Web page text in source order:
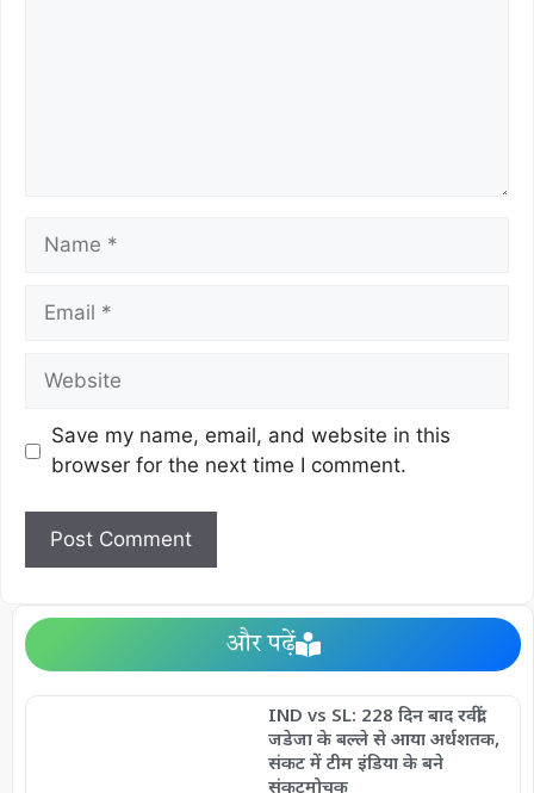
Save my name, email, and website in this
browser for the next time I comment.
और पढ़ें
IND vs SL: 228 दिन बाद रवींद्र
जडेजा के बल्ले से आया अर्धशतक,
संकट में टीम इंडिया के बने
संकटमोचक